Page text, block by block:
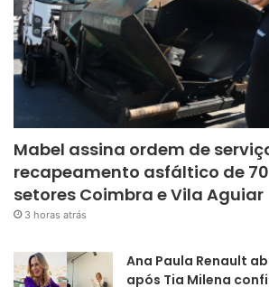
Mabel assina ordem de
recapeamento asfáltico de
setores Coimbra e Vila Aguiar
3 horas atrás
Ana Paula Renault
após Tia Milena